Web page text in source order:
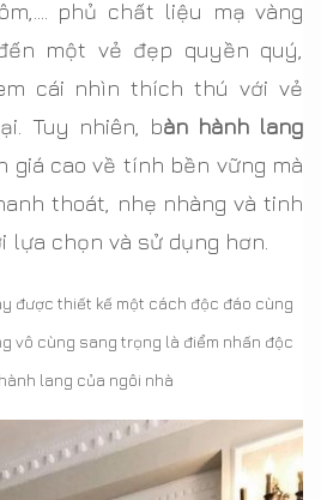
phủ chất liệu mạ vàng
một vẻ đẹp quyền quý,
cái nhìn thích thú với vẻ
Tuy nhiên, bàn hành lang
giá cao về tính bền vững mà
thoát, nhẹ nhàng và tinh
lựa chọn và sử dụng hơn.
được thiết kế một cách độc đáo cùng
vô cùng sang trọng là điểm nhấn độc
lang của ngôi nhà